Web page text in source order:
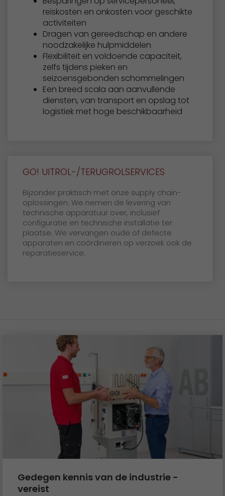
reiskosten en onkosten voor geschikte
activiteiten
Dragen van gereedschap en andere
noodzakelijke hulpmiddelen
Flexibiliteit en voldoende capaciteit,
zelfs tijdens pieken en
seizoensgebonden schommelingen
Een breed scala aan aanvullende
diensten, van transport en opslag tot
logistiek met hoge beschikbaarheid
GO! UITROL-/TERUGROLSERVICES
Bijzonder praktisch met onze supply chain-
oplossingen: We nemen de levering van
technische apparatuur over, inclusief
configuratie en technische installatie ter
plaatse. We vervangen oude of defecte
apparaten en coördineren op verzoek ook de
reparatieservice.
Gedegen kennis van de industrie -
vereist